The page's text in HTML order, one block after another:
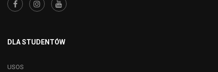
DLA STUDENTÓW
USOS